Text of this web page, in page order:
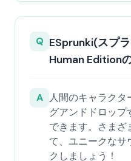
Q ESprunki(スプ
Human Edition
A 人間のキャラクタ
グアンドドロップ
できます。さまざ
て、ユニークなサ
クしましょう！